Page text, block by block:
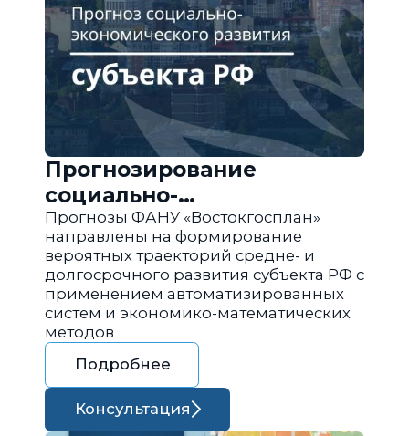
Прогнозирование
социально-
экономического развития
региона РФ
Прогнозы ФАНУ «Востокгосплан»
направлены на формирование
вероятных траекторий средне- и
долгосрочного развития субъекта РФ с
применением автоматизированных
систем и экономико-математических
методов
Подробнее
Консультация